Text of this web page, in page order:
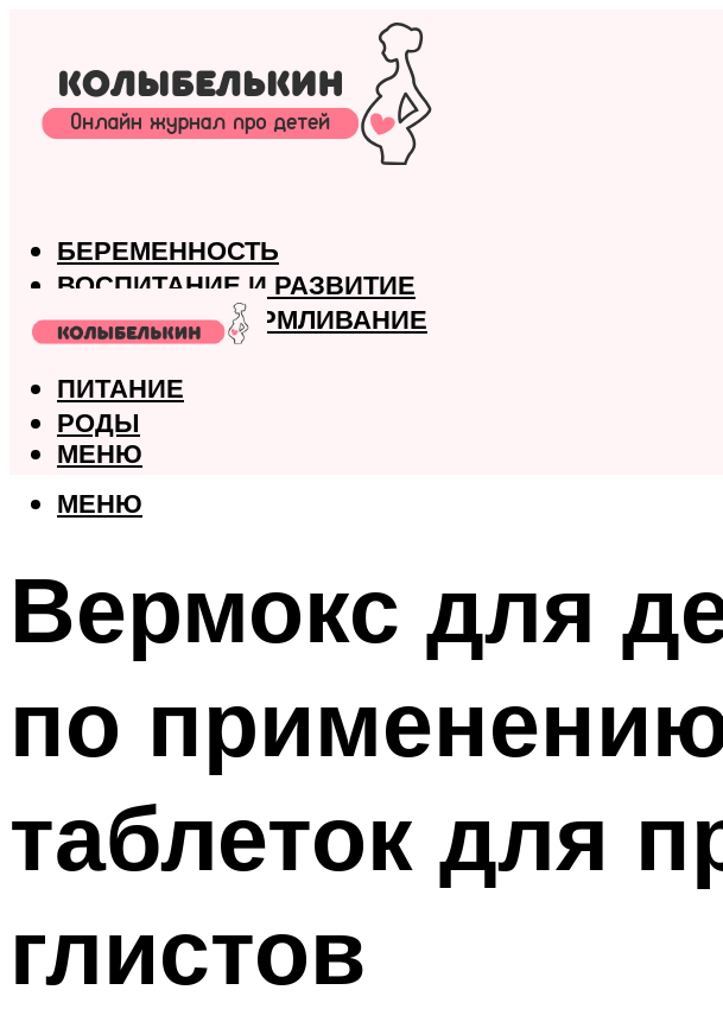
БЕРЕМЕННОСТЬ
ВОСПИТАНИЕ И РАЗВИТИЕ
ГРУДНОЕ ВСКАРМЛИВАНИЕ
ЗДОРОВЬЕ
ПИТАНИЕ
РОДЫ
МЕНЮ
МЕНЮ
Вермокс для
по
таблеток для
глистов